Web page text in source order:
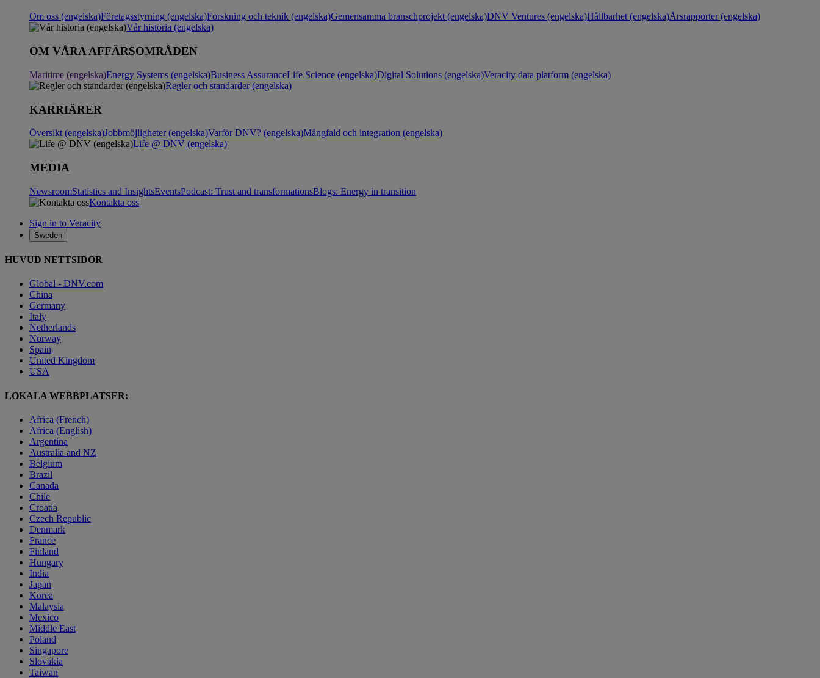
Om oss (engelska)Företagsstyrning (engelska)Forskning och teknik (engelska)Gemensamma branschprojekt (engelska)DNV Ventures (engelska)Hållbarhet (engelska)Årsrapporter (engelska)
Vår historia (engelska)
OM VÅRA AFFÄRSOMRÅDEN
Maritime (engelska)Energy Systems (engelska)Business AssuranceLife Science (engelska)Digital Solutions (engelska)Veracity data platform (engelska)
Regler och standarder (engelska)
KARRIÄRER
Översikt (engelska)Jobbmöjligheter (engelska)Varför DNV? (engelska)Mångfald och integration (engelska)
Life @ DNV (engelska)
MEDIA
NewsroomStatistics and InsightsEventsPodcast: Trust and transformationsBlogs: Energy in transition
Kontakta oss
Sign in to Veracity
Sweden
HUVUD NETTSIDOR
Global - DNV.com
China
Germany
Italy
Netherlands
Norway
Spain
United Kingdom
USA
LOKALA WEBBPLATSER:
Africa (French)
Africa (English)
Argentina
Australia and NZ
Belgium
Brazil
Canada
Chile
Croatia
Czech Republic
Denmark
France
Finland
Hungary
India
Japan
Korea
Malaysia
Mexico
Middle East
Poland
Singapore
Slovakia
Taiwan